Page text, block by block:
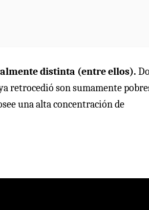
distinta (entre ellos).
retrocedió son sumamente
una alta concentración de